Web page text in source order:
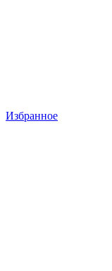
Избранное